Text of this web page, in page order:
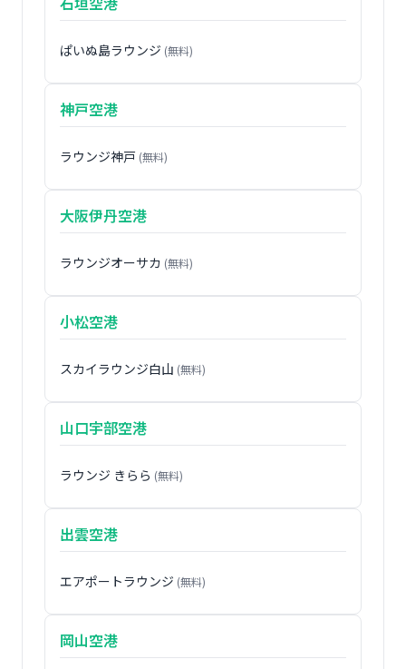
ぱいぬ島ラウンジ (無料)
神戸空港
ラウンジ神戸 (無料)
大阪伊丹空港
ラウンジオーサカ (無料)
小松空港
スカイラウンジ白山 (無料)
山口宇部空港
ラウンジ きらら (無料)
出雲空港
エアポートラウンジ (無料)
岡山空港